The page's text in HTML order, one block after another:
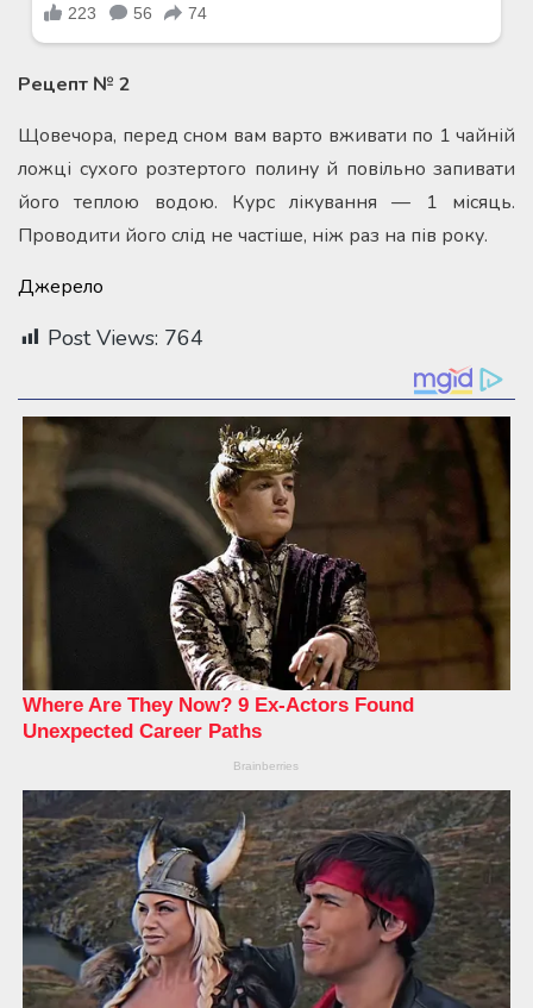
Рецепт № 2
Щовечора, перед сном вам варто вживати по 1 чайній
ложці сухого розтертого полину й повільно запивати
його теплою водою. Курс лікування — 1 місяць.
Проводити його слід не частіше, ніж раз на пів року.
Джерело
Post Views: 764